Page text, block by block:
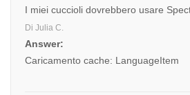
I miei cuccioli dovrebbero usare
Di Julia C.
Answer:
Caricamento cache: LanguageItem